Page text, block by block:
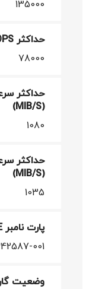
135000
حداکثر IOPS در زمان نوشتن (4KIB)
78000
حداکثر
(MIB/S)
1080
حداکثر
(MIB/S)
1035
پارت نامبر SPARE
001
وضعیت